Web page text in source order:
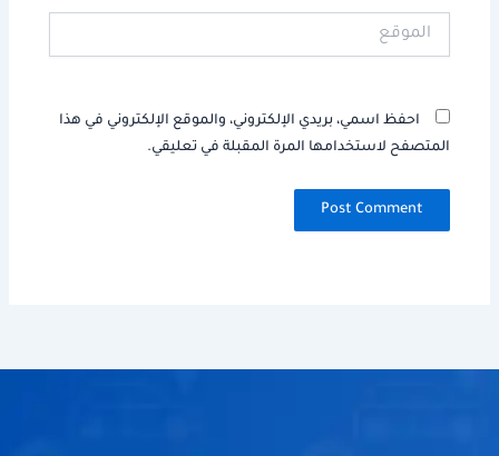
الموقع
احفظ اسمي، بريدي الإلكتروني، والموقع الإلكتروني في هذا
المتصفح لاستخدامها المرة المقبلة في تعليقي.